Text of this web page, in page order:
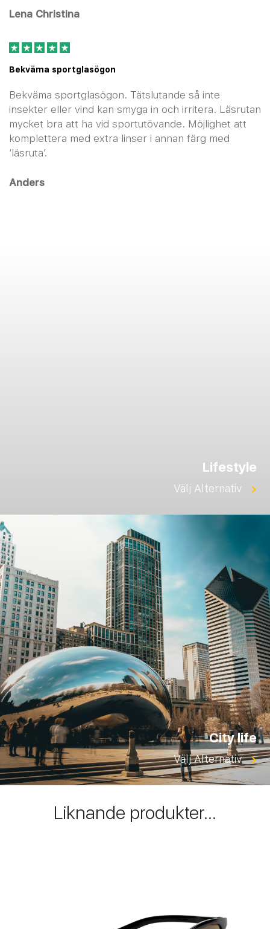
Lena Christina
Bekväma sportglasögon
Bekväma sportglasögon. Tätslutande så inte
insekter eller vind kan smyga in och irritera. Läsrutan
mycket bra att ha vid sportutövande. Möjlighet att
komplettera med extra linser i annan färg med
‘läsruta’.
Anders
Lifestyle
Välj Alternativ
City life
Välj Alternativ
Liknande produkter...